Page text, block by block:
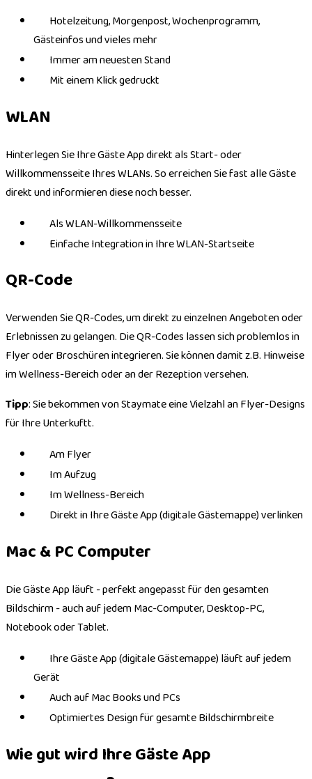
Hotelzeitung, Morgenpost, Wochenprogramm,
Gästeinfos und vieles mehr
Immer am neuesten Stand
Mit einem Klick gedruckt
WLAN
Hinterlegen Sie Ihre Gäste App direkt als Start- oder
Willkommensseite Ihres WLANs. So erreichen Sie fast alle Gäste
direkt und informieren diese noch besser.
Als WLAN-Willkommensseite
Einfache Integration in Ihre WLAN-Startseite
QR-Code
Verwenden Sie QR-Codes, um direkt zu einzelnen Angeboten oder
Erlebnissen zu gelangen. Die QR-Codes lassen sich problemlos in
Flyer oder Broschüren integrieren. Sie können damit z.B. Hinweise
im Wellness-Bereich oder an der Rezeption versehen.
Tipp: Sie bekommen von Staymate eine Vielzahl an Flyer-Designs
für Ihre Unterkuftt.
Am Flyer
Im Aufzug
Im Wellness-Bereich
Direkt in Ihre Gäste App (digitale Gästemappe) verlinken
Mac & PC Computer
Die Gäste App läuft - perfekt angepasst für den gesamten
Bildschirm - auch auf jedem Mac-Computer, Desktop-PC,
Notebook oder Tablet.
Ihre Gäste App (digitale Gästemappe) läuft auf jedem
Gerät
Auch auf Mac Books und PCs
Optimiertes Design für gesamte Bildschirmbreite
Wie gut wird Ihre Gäste App